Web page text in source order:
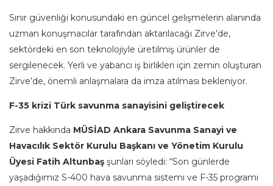
Sınır güvenliği konusundaki en güncel gelişmelerin alanında
uzman konuşmacılar tarafından aktarılacağı Zirve’de,
sektördeki en son teknolojiyle üretilmiş ürünler de
sergilenecek. Yerli ve yabancı iş birlikleri için zemin oluşturan
Zirve’de, önemli anlaşmalara da imza atılması bekleniyor.
F-35 krizi Türk savunma sanayisini geliştirecek
Zirve hakkında MÜSİAD Ankara Savunma Sanayi ve
Havacılık Sektör Kurulu Başkanı ve Yönetim Kurulu
Üyesi Fatih Altunbaş şunları söyledi: “Son günlerde
yaşadığımız S-400 hava savunma sistemi ve F-35 programı